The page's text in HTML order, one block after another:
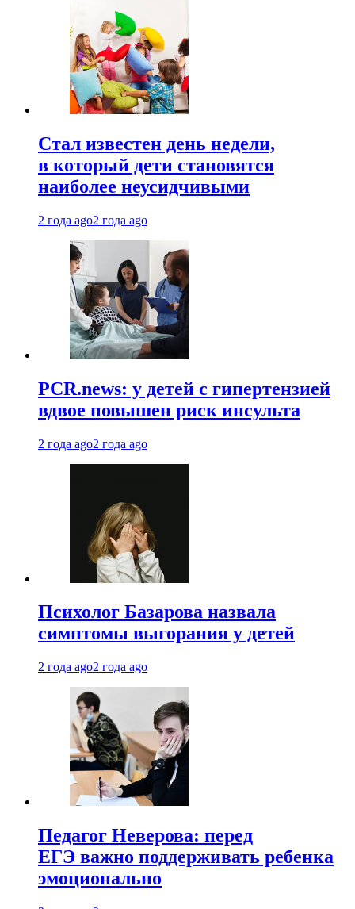
Стал известен день недели,
в который дети становятся
наиболее неусидчивыми
2 года ago2 года ago
PCR.news: у детей с гипертензией
вдвое повышен риск инсульта
2 года ago2 года ago
Психолог Базарова назвала
симптомы выгорания у детей
2 года ago2 года ago
Педагог Неверова: перед
ЕГЭ важно поддерживать ребенка
эмоционально